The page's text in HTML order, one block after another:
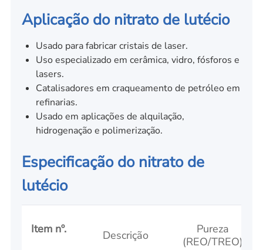
Aplicação do nitrato de lutécio
Usado para fabricar cristais de laser.
Uso especializado em cerâmica, vidro, fósforos e
lasers.
Catalisadores em craqueamento de petróleo em
refinarias.
Usado em aplicações de alquilação,
hidrogenação e polimerização.
Especificação do nitrato de
lutécio
Item nº. Descrição
Pureza
(REO/TREO)